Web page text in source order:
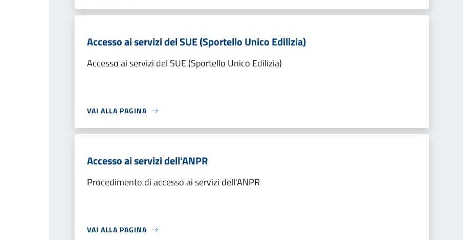
Accesso ai servizi del SUE (Sportello Unico Edilizia)
Accesso ai servizi del SUE (Sportello Unico Edilizia)
VAI ALLA PAGINA
Accesso ai servizi dell'ANPR
Procedimento di accesso ai servizi dell'ANPR
VAI ALLA PAGINA